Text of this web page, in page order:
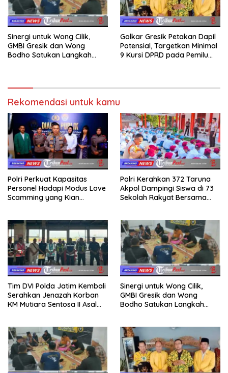
Sinergi untuk Wong Cilik,
GMBI Gresik dan Wong
Bodho Satukan Langkah
Golkar Gresik Petakan Dapil
Potensial, Targetkan Minimal
9 Kursi DPRD pada Pemilu
Rekomendasi untuk kamu
Polri Perkuat Kapasitas
Personel Hadapi Modus Love
Scamming yang Kian
Polri Kerahkan 372 Taruna
Akpol Dampingi Siswa di 73
Sekolah Rakyat Bersama
Tim DVI Polda Jatim Kembali
Serahkan Jenazah Korban
KM Mutiara Sentosa II Asal
Sinergi untuk Wong Cilik,
GMBI Gresik dan Wong
Bodho Satukan Langkah